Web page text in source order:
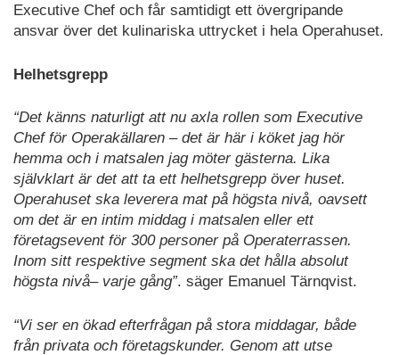
Executive Chef och får samtidigt ett övergripande
ansvar över det kulinariska uttrycket i hela Operahuset.
Helhetsgrepp
“Det känns naturligt att nu axla rollen som Executive
Chef för Operakällaren – det är här i köket jag hör
hemma och i matsalen jag möter gästerna. Lika
självklart är det att ta ett helhetsgrepp över huset.
Operahuset ska leverera mat på högsta nivå, oavsett
om det är en intim middag i matsalen eller ett
företagsevent för 300 personer på Operaterrassen.
Inom sitt respektive segment ska det hålla absolut
högsta nivå– varje gång”. säger Emanuel Tärnqvist.
“Vi ser en ökad efterfrågan på stora middagar, både
från privata och företagskunder. Genom att utse